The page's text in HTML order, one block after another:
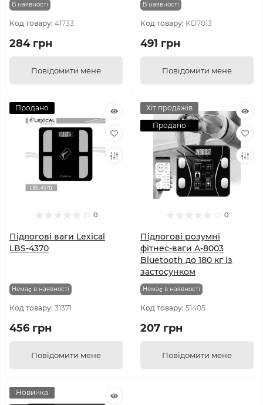
В наявності
Код товару: 41733
284 грн
Повідомити мене
В наявності
Код товару: KD7013
491 грн
Повідомити мене
Продано
0
Підлогові ваги Lexical
LBS-4370
Немає в наявності
Код товару: 31371
456 грн
Повідомити мене
Хіт продажів
Продано
0
Підлогові розумні
фітнес-ваги A-8003
Bluetooth до 180 кг із
застосунком
Немає в наявності
Код товару: 51405
207 грн
Повідомити мене
Новинка